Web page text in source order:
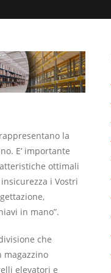
la
E’ importante
ottimali
i Vostri
in mano”.
che
magazzino
elevatori e